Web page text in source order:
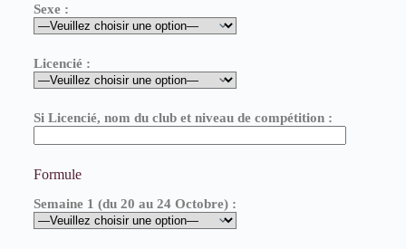
Sexe :
Licencié :
Si Licencié, nom du club et niveau de compétition :
Formule
Semaine 1 (du 20 au 24 Octobre) :